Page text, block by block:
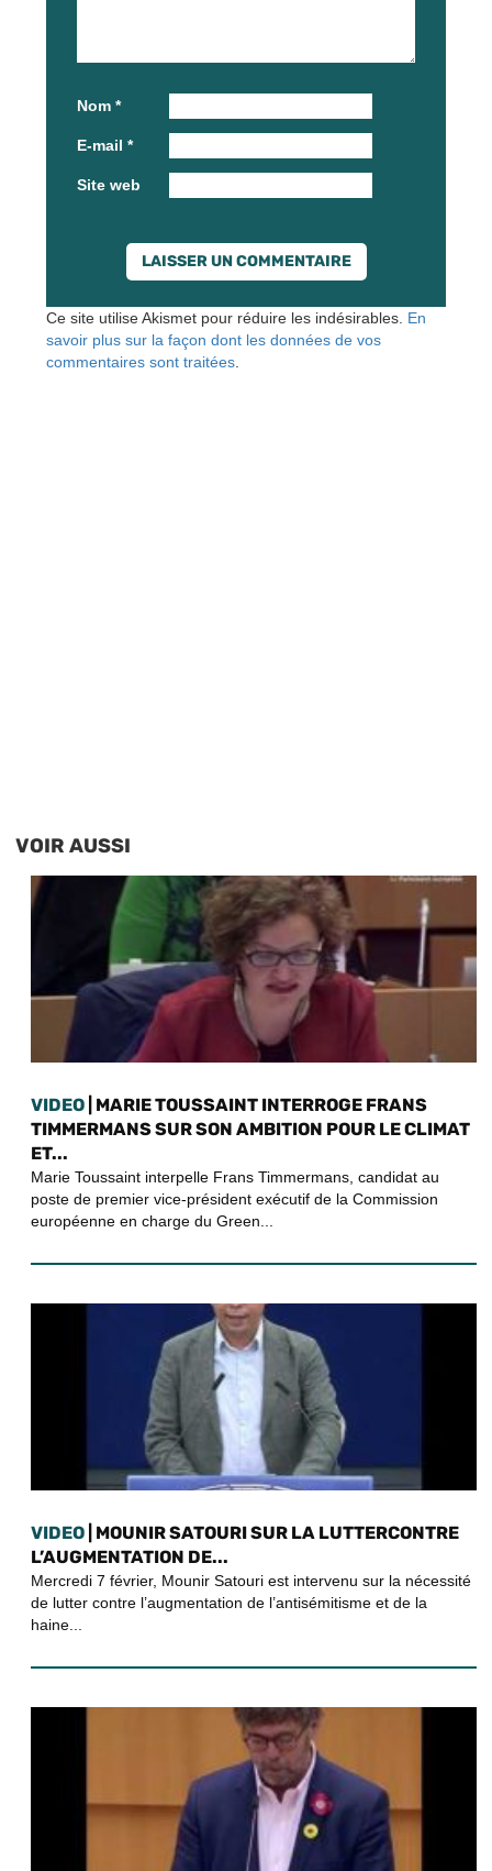
Nom *
E-mail *
Site web
Ce site utilise Akismet pour réduire les indésirables. En
savoir plus sur la façon dont les données de vos
commentaires sont traitées
VOIR AUSSI
VIDEO | MARIE TOUSSAINT INTERROGE FRANS
TIMMERMANS SUR SON AMBITION POUR LE CLIMAT
ET...
Marie Toussaint interpelle Frans Timmermans, candidat au
poste de premier vice-président exécutif de la Commission
européenne en charge du Green...
VIDEO | MOUNIR SATOURI SUR LA LUTTERCONTRE
L’AUGMENTATION DE...
Mercredi 7 février, Mounir Satouri est intervenu sur la nécessité
de lutter contre l’augmentation de l’antisémitisme et de la
haine...